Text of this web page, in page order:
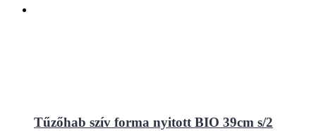
Tűzőhab szív forma nyitott BIO 39cm s/2